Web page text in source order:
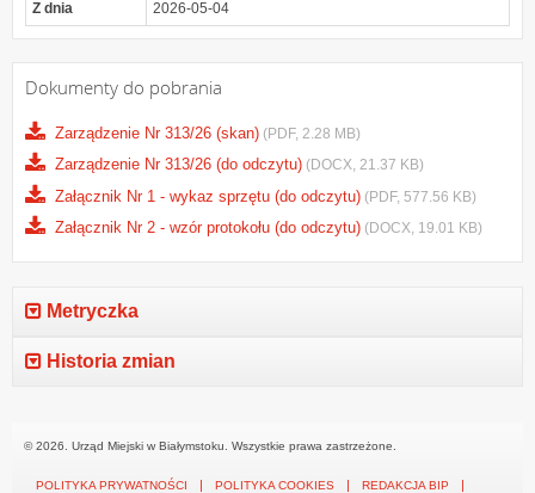
Z dnia 2026-05-04
Dokumenty do pobrania
Zarządzenie Nr 313/26 (skan) (PDF, 2.28 MB)
Zarządzenie Nr 313/26 (do odczytu) (DOCX, 21.37 KB)
Załącznik Nr 1 - wykaz sprzętu (do odczytu) (PDF, 577.56 KB)
Załącznik Nr 2 - wzór protokołu (do odczytu) (DOCX, 19.01 KB)
Metryczka
Historia zmian
© 2026. Urząd Miejski w Białymstoku. Wszystkie prawa zastrzeżone.
POLITYKA PRYWATNOŚCI POLITYKA COOKIES REDAKCJA BIP